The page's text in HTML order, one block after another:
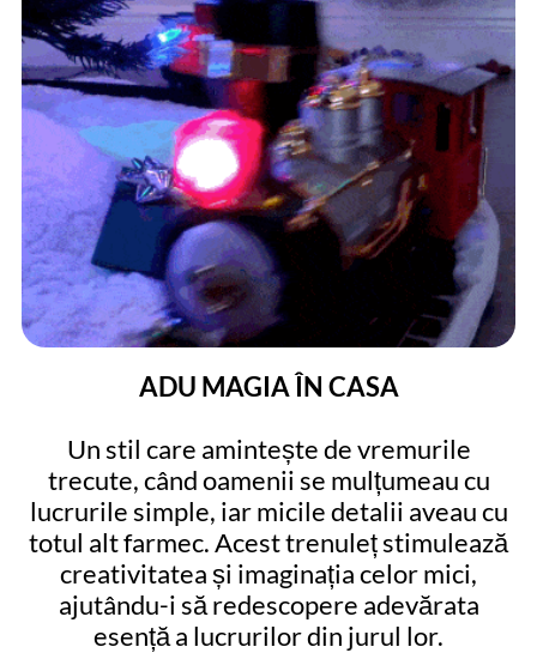
ADU MAGIA ÎN CASA
Un stil care amintește de vremurile
trecute, când oamenii se mulțumeau cu
lucrurile simple, iar micile detalii aveau cu
totul alt farmec. Acest trenuleț stimulează
creativitatea și imaginația celor mici,
ajutându-i să redescopere adevărata
esență a lucrurilor din jurul lor.